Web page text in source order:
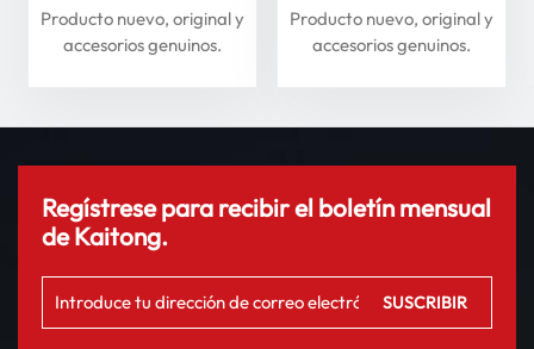
delantero y trasero para
Li Auto Serie L: mejore
Producto nuevo, original y
accesorios genuinos.
superiores para máxima
seguridad
Producto nuevo, original y
accesorios genuinos.
Regístrese para recibir el boletín mensual
de Kaitong.